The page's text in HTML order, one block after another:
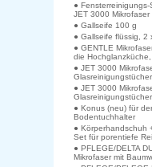
●
JET 3000 Mikrofaser
● Gallseife 100 g
● Gallseife flüssig, 2
● GENTLE
die
● JET 3000
● JET 3000
● Konus (neu) für
Bodentuchhalter
● Körperhandschuh
Set für porentiefe
● PFLEGE/DELTA
Mikrofaser mit